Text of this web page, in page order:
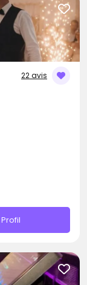
22 avis
Profil